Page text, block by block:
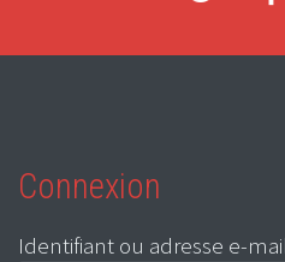
Connexion
Identifiant ou adresse e-